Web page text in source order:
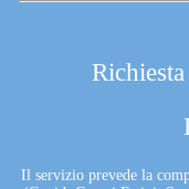
Il servizio prevede la